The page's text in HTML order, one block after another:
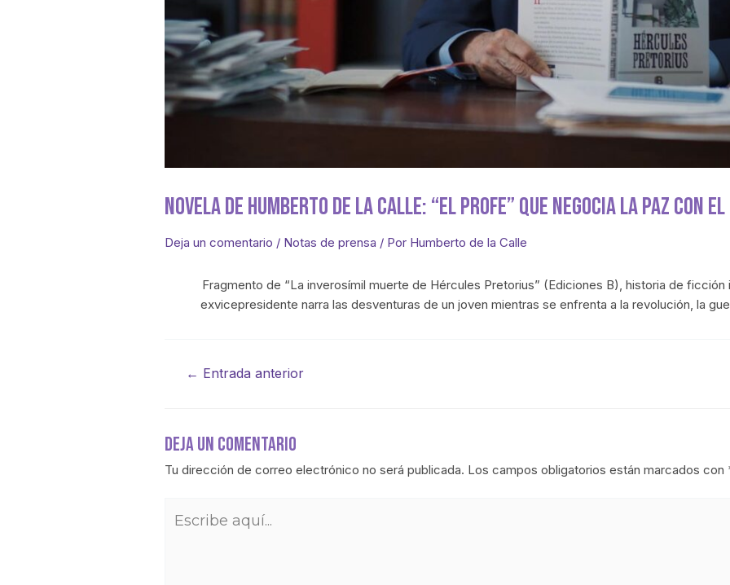
Novela De Humberto De La Calle: “El Profe” Que Negocia La Paz Con
Deja un comentario / Notas de prensa / Por Humberto de la Calle
Fragmento de “La inverosímil muerte de Hércules Pretorius” (Ediciones B), historia de ficción
exvicepresidente narra las desventuras de un joven mientras se enfrenta a la revolución, la
← Entrada anterior
Deja Un Comentario
Tu dirección de correo electrónico no será publicada. Los campos obligatorios están marcados con